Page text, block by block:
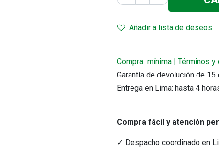
Añadir a lista de deseos
Compra mínima | Términos y
Garantía de devolución de
Entrega en Lima: hasta 4
Compra fácil y atención
✓ Despacho coordinado en
Medios de Pago
Transferencias, Yape y